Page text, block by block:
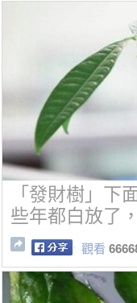
「發財樹」下
些年都白放了
觀看